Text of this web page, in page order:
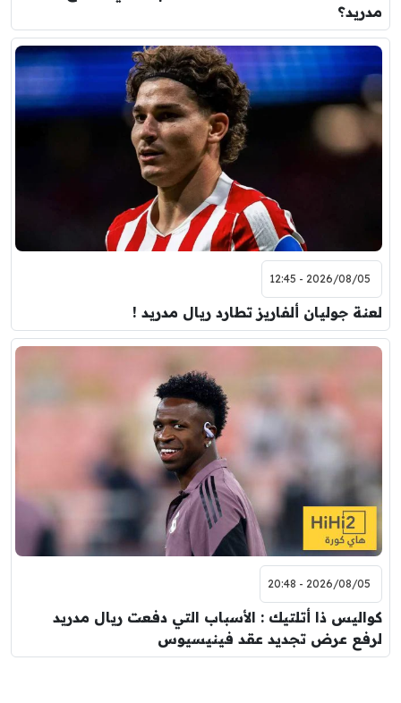
مدريد؟
2026/08/05 - 12:45
لعنة جوليان ألفاريز تطارد ريال مدريد !
2026/08/05 - 20:48
كواليس ذا أتلتيك : الأسباب التي دفعت ريال مدريد
لرفع عرض تجديد عقد فينيسيوس